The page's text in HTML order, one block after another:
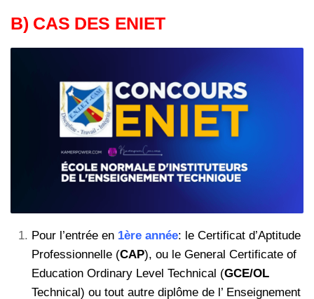
B) CAS DES ENIET
Pour l’entrée en 1ère année: le Certificat d’Aptitude
Professionnelle (CAP), ou le General Certificate of
Education Ordinary Level Technical (GCE/OL
Technical) ou tout autre diplôme de l’ Enseignement